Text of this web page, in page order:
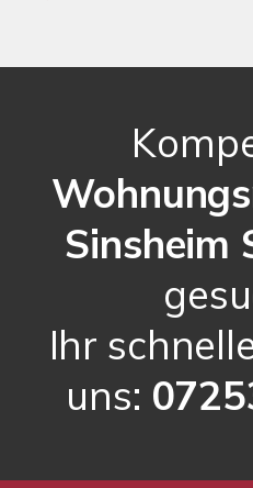
Sinsheim
Ihr
uns: